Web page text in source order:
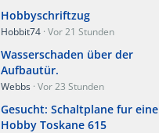
Hobbyschriftzug
Hobbit74 Vor 21 Stunden
Wasserschaden über der
Aufbautür.
Webbs Vor 23 Stunden
Gesucht: Schaltplane fur eine
Hobby Toskane 615